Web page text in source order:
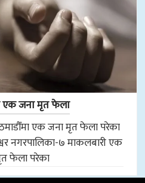
एक जना मृत फेला
एक जना मृत फेला परेका
नगरपालिका-७ माकलबारी एक
फेला परेका